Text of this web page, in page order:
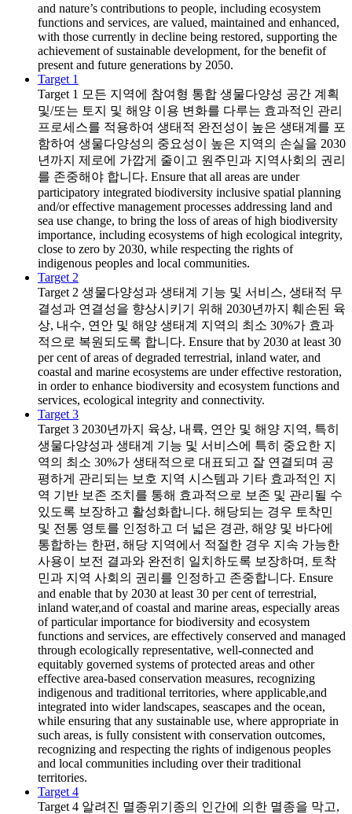
and nature’s contributions to people, including ecosystem
functions and services, are valued, maintained and enhanced,
with those currently in decline being restored, supporting the
achievement of sustainable development, for the benefit of
present and future generations by 2050.
Target 1
Target 1 모든 지역에 참여형 통합 생물다양성 공간 계획
및/또는 토지 및 해양 이용 변화를 다루는 효과적인 관리
프로세스를 적용하여 생태적 완전성이 높은 생태계를 포
함하여 생물다양성의 중요성이 높은 지역의 손실을 2030
년까지 제로에 가깝게 줄이고 원주민과 지역사회의 권리
를 존중해야 합니다. Ensure that all areas are under
participatory integrated biodiversity inclusive spatial planning
and/or effective management processes addressing land and
sea use change, to bring the loss of areas of high biodiversity
importance, including ecosystems of high ecological integrity,
close to zero by 2030, while respecting the rights of
indigenous peoples and local communities.
Target 2
Target 2 생물다양성과 생태계 기능 및 서비스, 생태적 무
결성과 연결성을 향상시키기 위해 2030년까지 훼손된 육
상, 내수, 연안 및 해양 생태계 지역의 최소 30%가 효과
적으로 복원되도록 합니다. Ensure that by 2030 at least 30
per cent of areas of degraded terrestrial, inland water, and
coastal and marine ecosystems are under effective restoration,
in order to enhance biodiversity and ecosystem functions and
services, ecological integrity and connectivity.
Target 3
Target 3 2030년까지 육상, 내륙, 연안 및 해양 지역, 특히
생물다양성과 생태계 기능 및 서비스에 특히 중요한 지
역의 최소 30%가 생태적으로 대표되고 잘 연결되며 공
평하게 관리되는 보호 지역 시스템과 기타 효과적인 지
역 기반 보존 조치를 통해 효과적으로 보존 및 관리될 수
있도록 보장하고 활성화합니다. 해당되는 경우 토착민
및 전통 영토를 인정하고 더 넓은 경관, 해양 및 바다에
통합하는 한편, 해당 지역에서 적절한 경우 지속 가능한
사용이 보전 결과와 완전히 일치하도록 보장하며, 토착
민과 지역 사회의 권리를 인정하고 존중합니다. Ensure
and enable that by 2030 at least 30 per cent of terrestrial,
inland water,and of coastal and marine areas, especially areas
of particular importance for biodiversity and ecosystem
functions and services, are effectively conserved and managed
through ecologically representative, well-connected and
equitably governed systems of protected areas and other
effective area-based conservation measures, recognizing
indigenous and traditional territories, where applicable,and
integrated into wider landscapes, seascapes and the ocean,
while ensuring that any sustainable use, where appropriate in
such areas, is fully consistent with conservation outcomes,
recognizing and respecting the rights of indigenous peoples
and local communities including over their traditional
territories.
Target 4
Target 4 알려진 멸종위기종의 인간에 의한 멸종을 막고,